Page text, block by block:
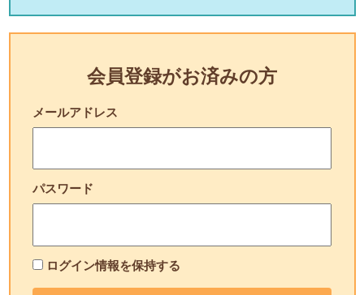
会員登録がお済みの方
メールアドレス
パスワード
ログイン情報を保持する